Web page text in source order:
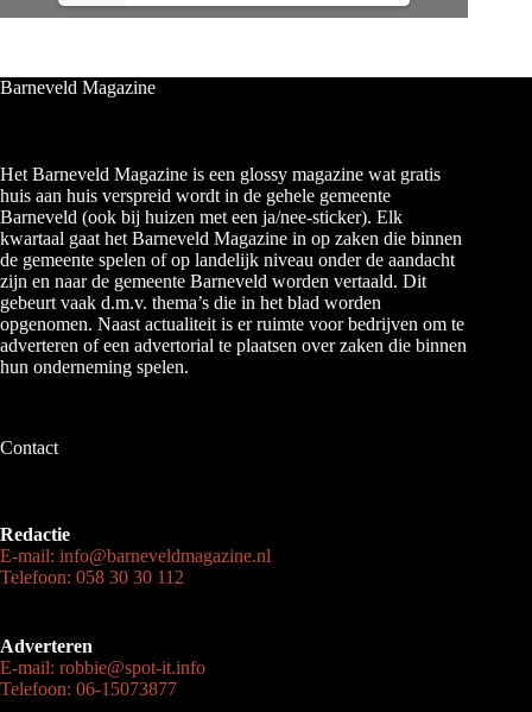
Barneveld Magazine
Het Barneveld Magazine is een glossy magazine wat gratis
huis aan huis verspreid wordt in de gehele gemeente
Barneveld (ook bij huizen met een ja/nee-sticker). Elk
kwartaal gaat het Barneveld Magazine in op zaken die binnen
de gemeente spelen of op landelijk niveau onder de aandacht
zijn en naar de gemeente Barneveld worden vertaald. Dit
gebeurt vaak d.m.v. thema’s die in het blad worden
opgenomen. Naast actualiteit is er ruimte voor bedrijven om te
adverteren of een advertorial te plaatsen over zaken die binnen
hun onderneming spelen.
Contact
Redactie
E-mail: info@barneveldmagazine.nl
Telefoon: 058 30 30 112
Adverteren
E-mail: robbie@spot-it.info
Telefoon: 06-15073877